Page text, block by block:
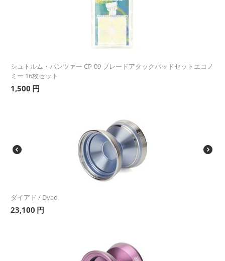
シュトルム・パンツァー CP-09 ブレードアタックパッドセットエコノ
ミー 16枚セット
1,500 円
ダイアド / Dyad
23,100 円